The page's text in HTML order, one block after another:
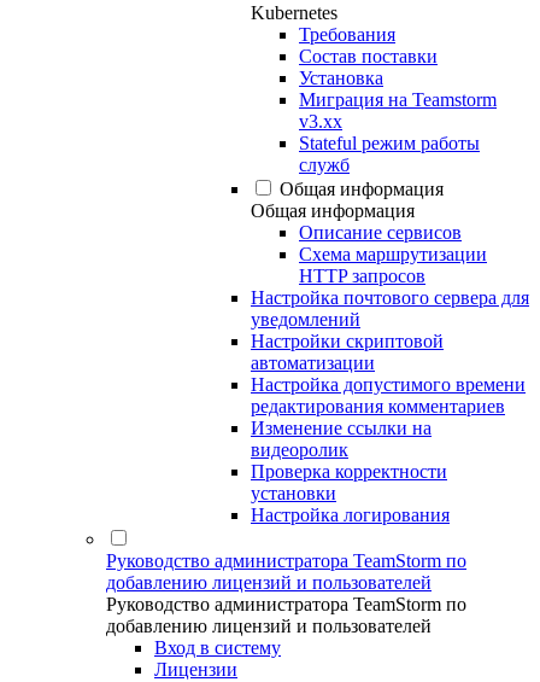
Kubernetes
Требования
Состав поставки
Установка
Миграция на Teamstorm
v3.xx
Stateful режим работы
служб
Общая информация
Общая информация
Описание сервисов
Схема маршрутизации
HTTP запросов
Настройка почтового сервера для
уведомлений
Настройки скриптовой
автоматизации
Настройка допустимого времени
редактирования комментариев
Изменение ссылки на
видеоролик
Проверка корректности
установки
Настройка логирования
Руководство администратора TeamStorm по
добавлению лицензий и пользователей
Руководство администратора TeamStorm по
добавлению лицензий и пользователей
Вход в систему
Лицензии